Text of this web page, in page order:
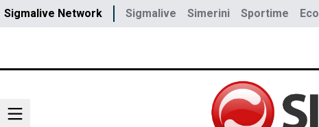
Sigmalive Network Sigmalive Simerini Sportime